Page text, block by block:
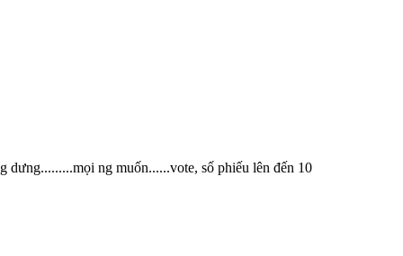
dưng.........mọi ng muốn......vote, số phiếu lên đến 10